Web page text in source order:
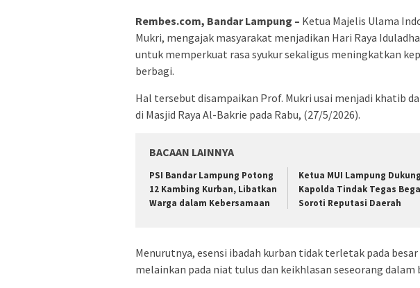
Rembes.com, Bandar Lampung – Ketua Majelis Ulama
Mukri, mengajak masyarakat menjadikan Hari Raya
untuk memperkuat rasa syukur sekaligus meningkatkan
berbagi.
Hal tersebut disampaikan Prof. Mukri usai menjadi khatib
di Masjid Raya Al-Bakrie pada Rabu, (27/5/2026).
BACAAN LAINNYA
PSI Bandar Lampung Potong
12 Kambing Kurban, Libatkan
Warga dalam Kebersamaan
Ketua MUI Lampung Dukung
Kapolda Tindak Tegas
Soroti Reputasi Daerah
Menurutnya, esensi ibadah kurban tidak terletak pada
melainkan pada niat tulus dan keikhlasan seseorang dalam